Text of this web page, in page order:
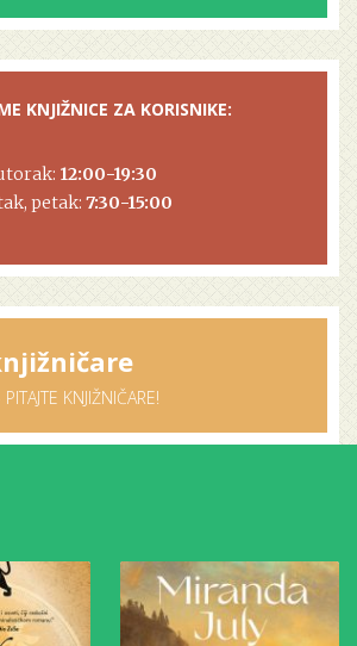
KNJIŽNICE ZA KORISNIKE:
12:00-19:30
petak: 7:30-15:00
KNJIŽNIČARE!